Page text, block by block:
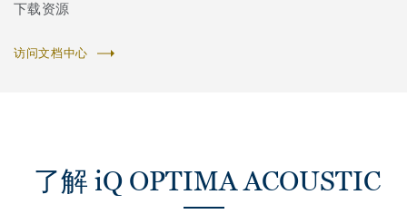
下载资源
访问文档中心
了解 iQ OPTIMA ACOUSTIC